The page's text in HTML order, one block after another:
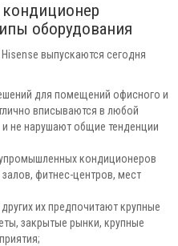
оборудования
выпускаются сегодня
для помещений офисного и
вписываются в любой
не нарушают общие тенденции
кондиционеров
фитнес-центров, мест
их предпочитают крупные
закрытые рынки, крупные